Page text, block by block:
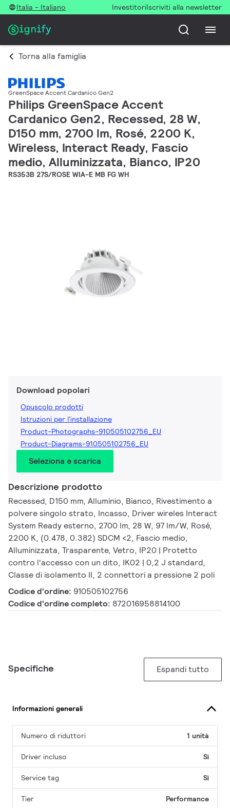
Italia - Italiano InvestitoriIscriviti alla newsletter
Torna alla famiglia
GreenSpace Accent Cardanico Gen2
Philips GreenSpace Accent
Cardanico Gen2, Recessed, 28 W,
D150 mm, 2700 lm, Rosé, 2200 K,
Wireless, Interact Ready, Fascio
medio, Alluminizzata, Bianco, IP20
RS353B 27S/ROSE WIA-E MB FG WH
Download popolari
Opuscolo prodotti
Istruzioni per l'installazione
Product-Photographs-910505102756_EU
Product-Diagrams-910505102756_EU
Seleziona e scarica
Descrizione prodotto
Recessed, D150 mm, Alluminio, Bianco, Rivestimento a
polvere singolo strato, Incasso, Driver wireles Interact
System Ready esterno, 2700 lm, 28 W, 97 lm/W, Rosé,
2200 K, (0.478, 0.382) SDCM <2, Fascio medio,
Alluminizzata, Trasparente, Vetro, IP20 | Protetto
contro l'accesso con un dito, IK02 | 0,2 J standard,
Classe di isolamento II, 2 connettori a pressione 2 poli
Codice d'ordine: 910505102756
Codice d'ordine completo: 872016958814100
Specifiche Espandi tutto
Informazioni generali
Numero di riduttori 1 unità
Driver incluso Sì
Service tag Sì
Tier Performance